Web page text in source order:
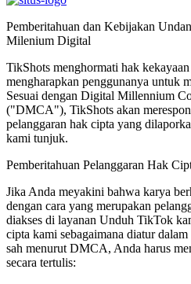
Pemberitahuan dan Kebijakan
Milenium Digital
TikShots menghormati hak
mengharapkan penggunanya untuk
Sesuai dengan Digital Millennium
("DMCA"), TikShots akan
pelanggaran hak cipta yang
kami tunjuk.
Pemberitahuan Pelanggaran Hak
Jika Anda meyakini bahwa karya
dengan cara yang merupakan
diakses di layanan Unduh TikTok
cipta kami sebagaimana diatur
sah menurut DMCA, Anda harus
secara tertulis: